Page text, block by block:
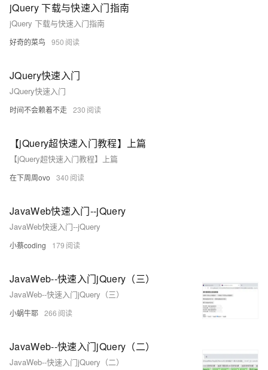
jQuery 下载与快速入门指南
jQuery 下载与快速入门指南
好奇的菜鸟 950
JQuery快速入门
JQuery快速入门
时间不会赖着不走 230
【jQuery超快速入门教程】上篇
【jQuery超快速入门教程】上篇
在下周周ovo 340
JavaWeb快速入门--jQuery
JavaWeb快速入门--jQuery
小蔡coding 179
JavaWeb--快速入门jQuery（三）
JavaWeb--快速入门jQuery（三）
小蜗牛耶 266
JavaWeb--快速入门jQuery（二）
JavaWeb--快速入门jQuery（二）